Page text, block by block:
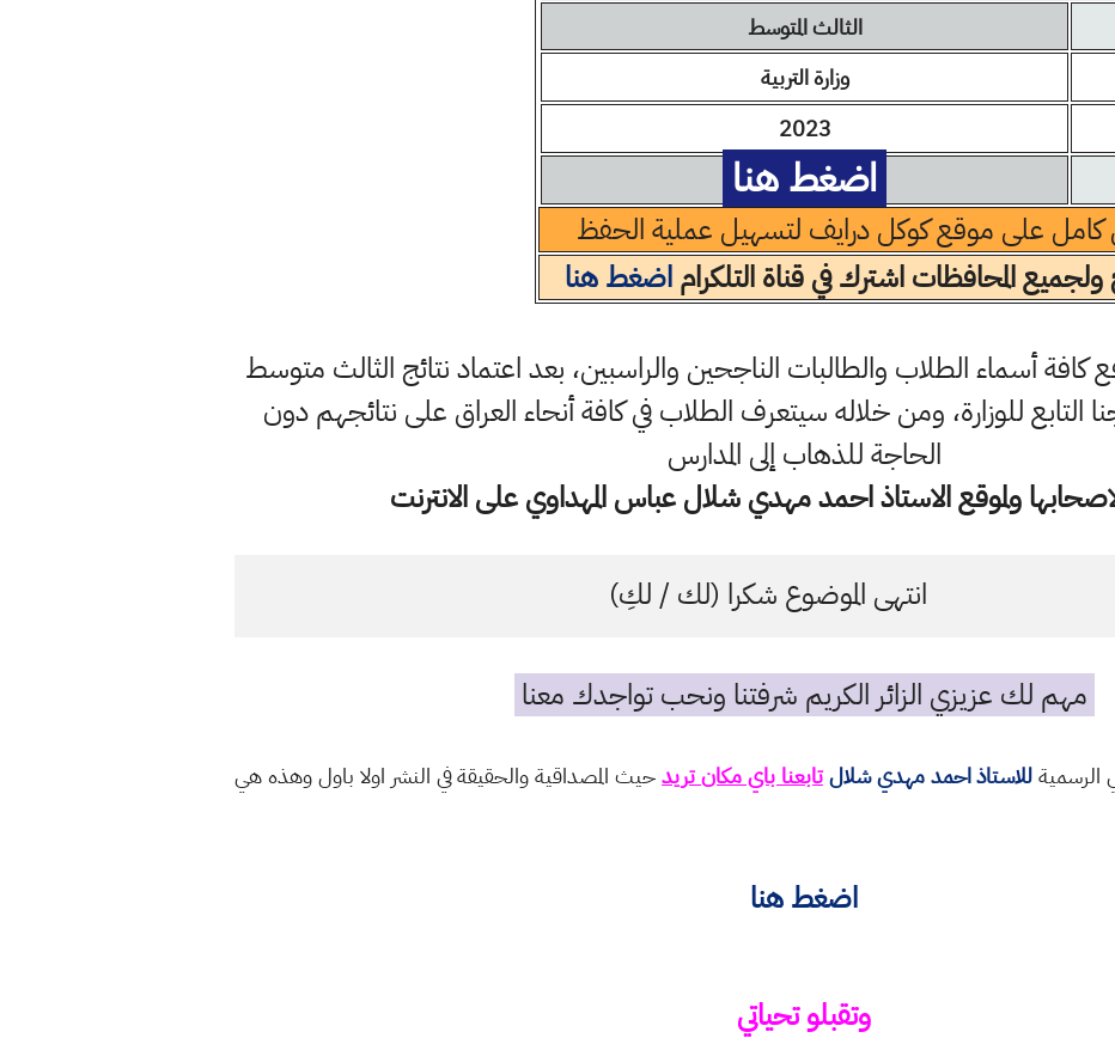
الثالث المتوسط
وزارة التربية
2023
اضغط هنا
كامل على موقع كوكل درايف لتسهيل عملية الحفظ
المحافظات اشترك في قناة التلكراماضغط هنا
أسماء الطلاب والطالبات الناجحين والراسبين، بعد اعتماد نتائج الثالث متوسط
التابع للوزارة، ومن خلاله سيتعرف الطلاب في كافة أنحاء العراق على نتائجهم دون
الحاجة للذهاب إلى المدارس
ولموقع الاستاذ احمد مهدي شلال عباس المهداوي على الانترنت
انتهى الموضوع شكرا (لك / لكِ)
مهم لك عزيزي الزائر الكريم شرفتنا ونحب تواجدك معنا
الرسميةللاستاذ احمد مهدي شلالتابعنا باي مكان تريدحيث المصداقية والحقيقة في النشر اولا باول وهذه هي
اضغط هنا
وتقبلو تحياتي